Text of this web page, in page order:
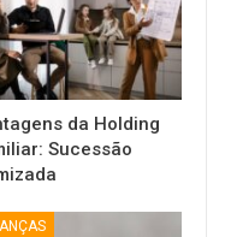
da Holding
Sucessão